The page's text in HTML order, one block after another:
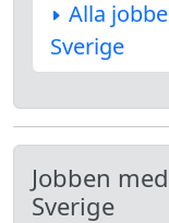
Alla
Sverige
Jobben
Sverige